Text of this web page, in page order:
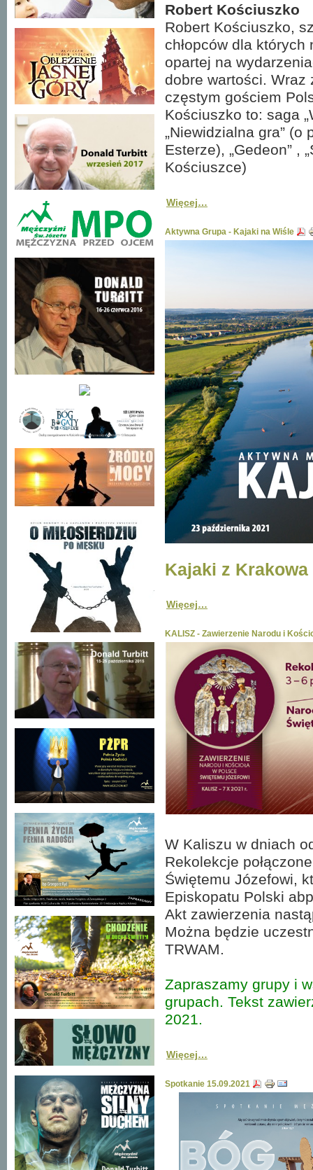
Robert Kościuszko
Robert Kościuszko,
chłopców dla
opartej na
dobre wartości. Wraz
częstym gościem
Kościuszko to: saga
„Niewidzialna gra” (o
Esterze), „Gedeon” ,
Kościuszce)
Więcej…
Aktywna Grupa - Kajaki na Wiśle
Kajaki z Krakowa
Więcej…
KALISZ - Zawierzenie Narodu i
W Kaliszu w dniach
Rekolekcje
Świętemu Józefowi,
Episkopatu Polski
Akt zawierzenia
Można będzie
TRWAM.
Zapraszamy grupy i
grupach. Tekst
2021.
Więcej…
Spotkanie 15.09.2021